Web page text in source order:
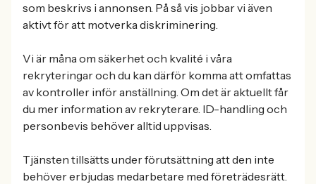
som beskrivs i annonsen. På så vis jobbar vi även
aktivt för att motverka diskriminering.
Vi är måna om säkerhet och kvalité i våra
rekryteringar och du kan därför komma att omfattas
av kontroller inför anställning. Om det är aktuellt får
du mer information av rekryterare. ID-handling och
personbevis behöver alltid uppvisas.
Tjänsten tillsätts under förutsättning att den inte
behöver erbjudas medarbetare med företrädesrätt.